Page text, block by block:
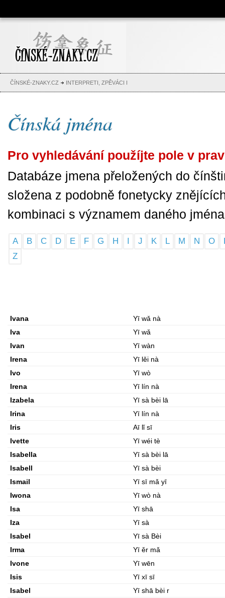
Čínské znaky, česko-čínský
slovník, abeceda, jména,
tetování
ČÍNSKÉ-ZNAKY.CZ INTERPRETI, ZPĚVÁCI I
Čínská jména
Pro vyhledávání použíjte pole v
Databáze jmena přeložených do
složena z podobně fonetycky
kombinaci s významem daného
A B C D E F G H I J K L M N O
Z
Ivana
Yī wǎ nà
Iva
Yī wǎ
Ivan
Yī wàn
Irena
Yī lěi nà
Ivo
Yī wò
Irena
Yī lín nà
Izabela
Yī sà bèi lā
Irina
Yī lín nà
Iris
Aī lǐ sī
Ivette
Yī wéi tè
Isabella
Yī sà bèi lā
Isabell
Yī sà bèi
Ismail
Yī sī mǎ yī
Iwona
Yī wò nà
Isa
Yī shā
Iza
Yī sà
Isabel
Yī sà Bèi
Irma
Yī ěr mǎ
Ivone
Yī wēn
Isis
Yī xī sī
Isabel
Yī shā bèi r